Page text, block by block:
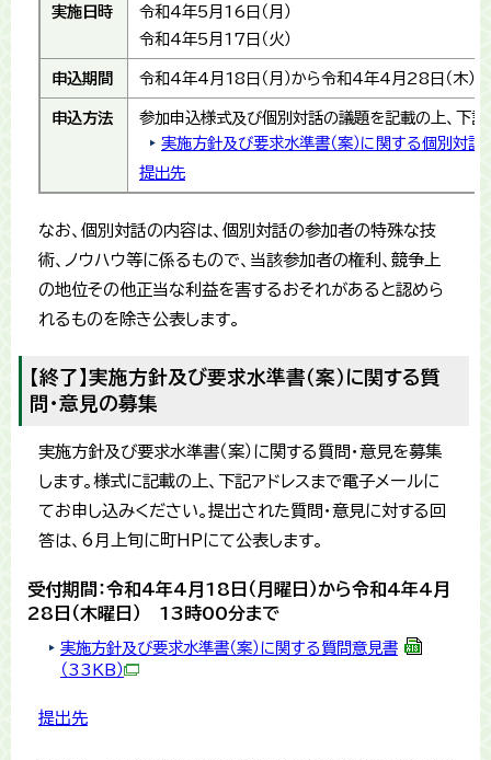
実施日時
令和4年5月16日（月）
令和4年5月17日（火）
申込期間 令和4年4月18日（月）から令和4年4月28日（木）
申込方法
参加申込様式及び個別対話の議題を記載の上、下
実施方針及び要求水準書（案）に関する個別対
提出先
なお、個別対話の内容は、個別対話の参加者の特殊な技
術、ノウハウ等に係るもので、当該参加者の権利、競争上
の地位その他正当な利益を害するおそれがあると認めら
れるものを除き公表します。
【終了】実施方針及び要求水準書（案）に関する質
問・意見の募集
実施方針及び要求水準書（案）に関する質問・意見を募集
します。様式に記載の上、下記アドレスまで電子メールに
てお申し込みください。提出された質問・意見に対する回
答は、6月上旬に町HPにて公表します。
受付期間：令和4年4月18日（月曜日）から令和4年4月
28日（木曜日） 13時00分まで
実施方針及び要求水準書（案）に関する質問意見書
（33KB）
提出先